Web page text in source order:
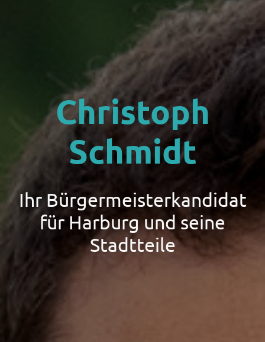
Christoph
Schmidt
Ihr Bürgermeisterkandidat
für Harburg und seine
Stadtteile